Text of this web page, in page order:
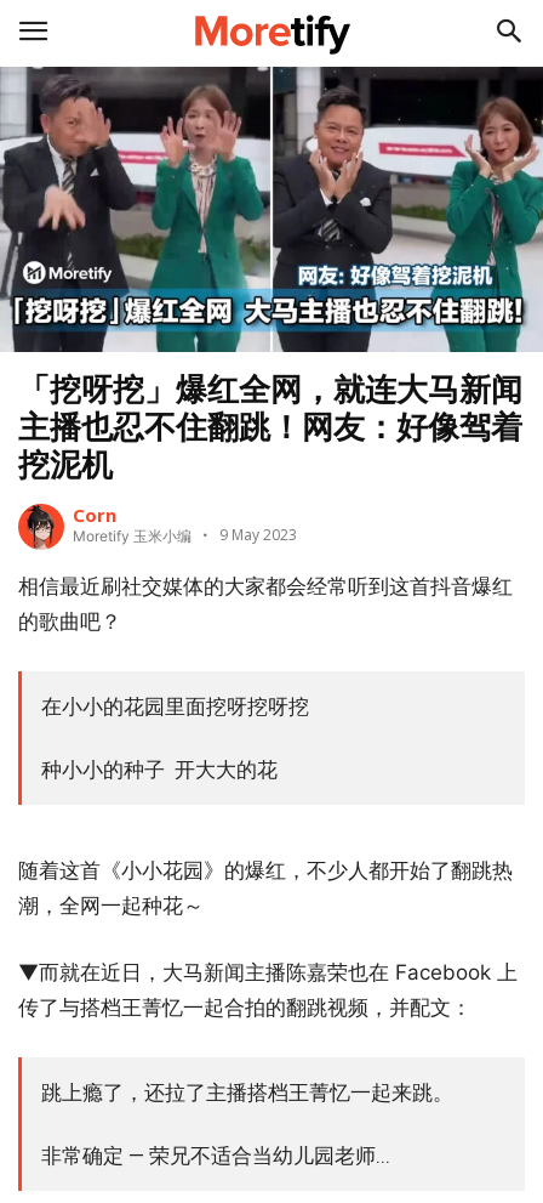
「挖呀挖」爆红全网，就连大马新闻
主播也忍不住翻跳！网友：好像驾着
挖泥机
Corn
Moretify 玉米小编 9 May 2023
相信最近刷社交媒体的大家都会经常听到这首抖音爆红
的歌曲吧？
在小小的花园里面挖呀挖呀挖
种小小的种子 开大大的花
随着这首《小小花园》的爆红，不少人都开始了翻跳热
潮，全网一起种花～
▼而就在近日，大马新闻主播陈嘉荣也在 Facebook 上
传了与搭档王菁忆一起合拍的翻跳视频，并配文：
跳上瘾了，还拉了主播搭档王菁忆一起来跳。
非常确定 — 荣兄不适合当幼儿园老师...